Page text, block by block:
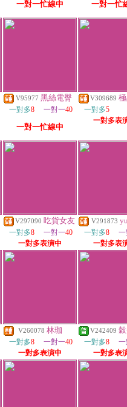
一對一忙線中 一對一忙
V95977 黑絲電臀
一對多8 一對一40
一對一忙線中
V309689
一對多5
一對多表
V297090 吃貨女友
一對多8 一對一40
一對多表演中
V291873
一對多8
一對多表
V260078 林珈
一對多8 一對一40
一對多表演中
V242409
一對多8
一對多表